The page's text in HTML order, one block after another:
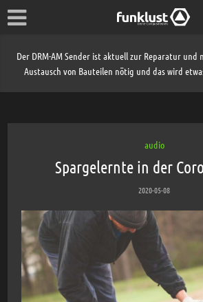
Der DRM-AM Sender ist aktuell zur Reparatur und
Austausch von Bauteilen nötig und das wird
audio
Spargelernte in der
2020-05-08